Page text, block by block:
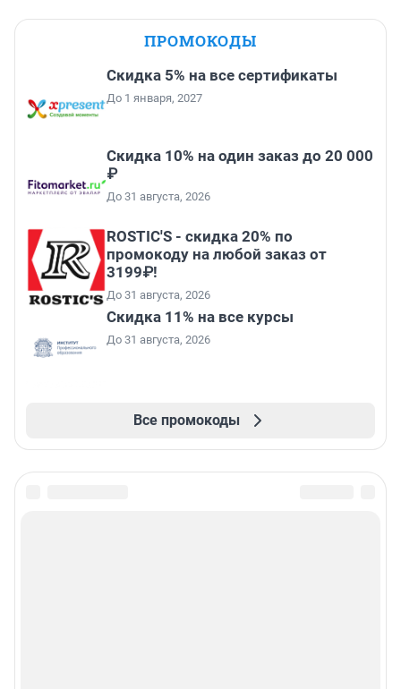
ПРОМОКОДЫ
Скидка 5% на все сертификаты
До 1 января, 2027
Скидка 10% на один заказ до 20 000
₽
До 31 августа, 2026
ROSTIC'S - скидка 20% по
промокоду на любой заказ от
3199₽!
До 31 августа, 2026
Скидка 11% на все курсы
До 31 августа, 2026
Все промокоды